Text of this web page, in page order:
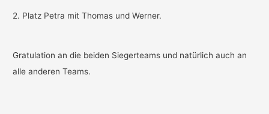
2. Platz Petra mit Thomas und Werner.
Gratulation an die beiden Siegerteams und natürlich auch an
alle anderen Teams.